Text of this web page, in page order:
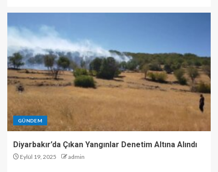
GÜNDEM
Diyarbakır’da Çıkan Yangınlar Denetim Altına Alındı
Eylül 19, 2025 admin